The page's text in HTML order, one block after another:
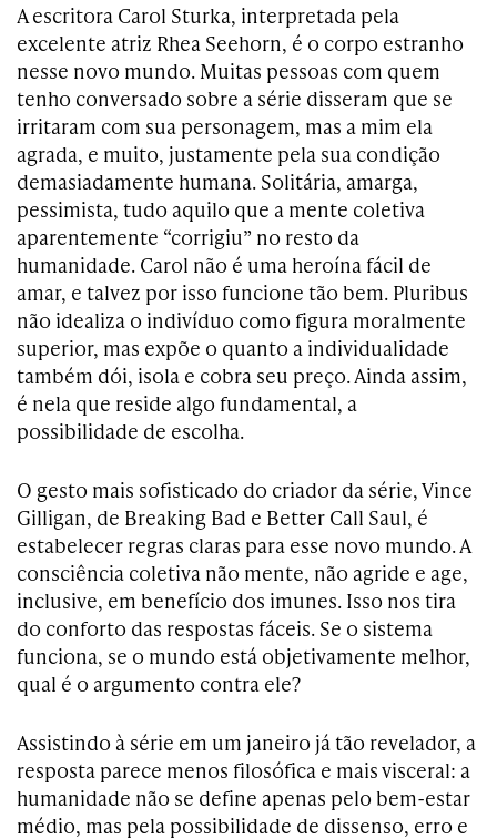
A escritora Carol Sturka, interpretada pela
excelente atriz Rhea Seehorn, é o corpo estranho
nesse novo mundo. Muitas pessoas com quem
tenho conversado sobre a série disseram que se
irritaram com sua personagem, mas a mim ela
agrada, e muito, justamente pela sua condição
demasiadamente humana. Solitária, amarga,
pessimista, tudo aquilo que a mente coletiva
aparentemente “corrigiu” no resto da
humanidade. Carol não é uma heroína fácil de
amar, e talvez por isso funcione tão bem. Pluribus
não idealiza o indivíduo como figura moralmente
superior, mas expõe o quanto a individualidade
também dói, isola e cobra seu preço. Ainda assim,
é nela que reside algo fundamental, a
possibilidade de escolha.
O gesto mais sofisticado do criador da série, Vince
Gilligan, de Breaking Bad e Better Call Saul, é
estabelecer regras claras para esse novo mundo. A
consciência coletiva não mente, não agride e age,
inclusive, em benefício dos imunes. Isso nos tira
do conforto das respostas fáceis. Se o sistema
funciona, se o mundo está objetivamente melhor,
qual é o argumento contra ele?
Assistindo à série em um janeiro já tão revelador, a
resposta parece menos filosófica e mais visceral: a
humanidade não se define apenas pelo bem-estar
médio, mas pela possibilidade de dissenso, erro e